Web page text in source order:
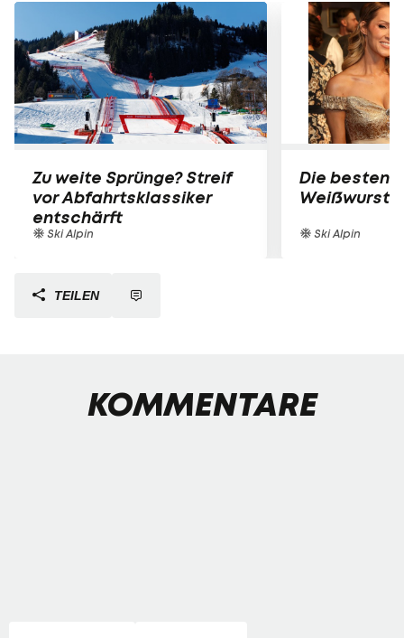
Zu weite Sprünge? Streif
vor Abfahrtsklassiker
entschärft
Ski Alpin
Die besten
Weißwurst-
Ski Alpin
TEILEN
KOMMENTARE